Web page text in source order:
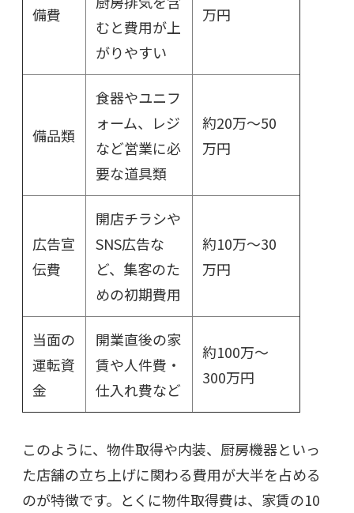
備費
むと費用が上
がりやすい
万円
備品類
食器やユニフ
ォーム、レジ
など営業に必
要な道具類
約20万～50
万円
広告宣
伝費
開店チラシや
SNS広告な
ど、集客のた
めの初期費用
約10万～30
万円
当面の
運転資
金
開業直後の家
賃や人件費・
仕入れ費など
約100万～
300万円
このように、物件取得や内装、厨房機器といっ
た店舗の立ち上げに関わる費用が大半を占める
のが特徴です。とくに物件取得費は、家賃の10